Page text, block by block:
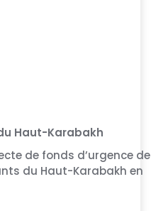
Haut-Karabakh
de fonds d’urgence
du Haut-Karabakh en